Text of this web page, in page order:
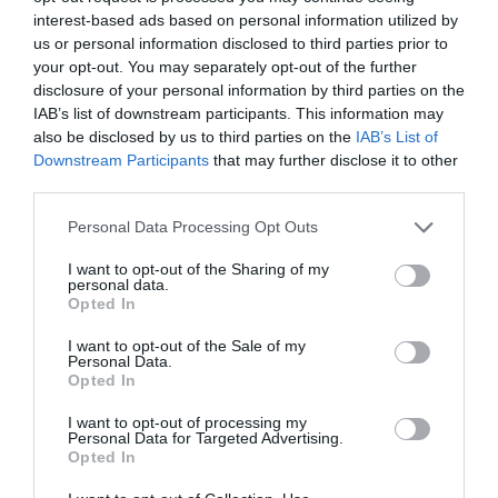
interest-based ads based on personal information utilized by
us or personal information disclosed to third parties prior to
your opt-out. You may separately opt-out of the further
disclosure of your personal information by third parties on the
IAB’s list of downstream participants. This information may
also be disclosed by us to third parties on the IAB’s List of
Downstream Participants that may further disclose it to other
Personal Data Processing Opt Outs
I want to opt-out of the Sharing of my
personal data.
Opted In
I want to opt-out of the Sale of my
Personal Data.
Opted In
I want to opt-out of processing my
Personal Data for Targeted Advertising.
Opted In
Georgia v ZDA in strokovnjak za populizem.
»To pomeni, da je v Madžarski vzpostavljen
avtoritaren režim, v katerem je opoziciji sicer
dovoljeno, da obstaja, ne pa tudi, da glede
bistvenih zadev izzove, kaj šele da spremeni
sistem,« opozarja Mudde.